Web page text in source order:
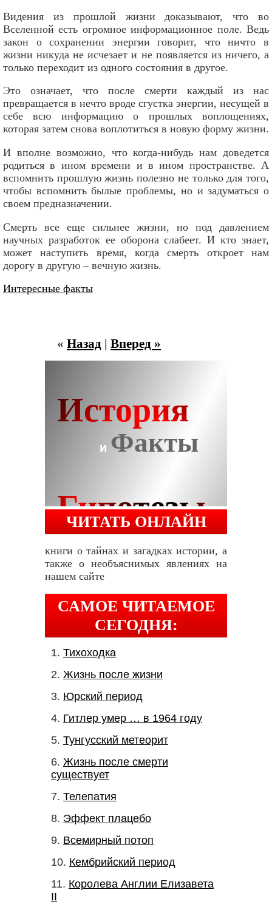
Видения из прошлой жизни доказывают, что во
Вселенной есть огромное информационное поле. Ведь
закон о сохранении энергии говорит, что ничто в
жизни никуда не исчезает и не появляется из ничего, а
только переходит из одного состояния в другое.
Это означает, что после смерти каждый из нас
превращается в нечто вроде сгустка энергии, несущей в
себе всю информацию о прошлых воплощениях,
которая затем снова воплотиться в новую форму жизни.
И вполне возможно, что когда-нибудь нам доведется
родиться в ином времени и в ином пространстве. А
вспомнить прошлую жизнь полезно не только для того,
чтобы вспомнить былые проблемы, но и задуматься о
своем предназначении.
Смерть все еще сильнее жизни, но под давлением
научных разработок ее оборона слабеет. И кто знает,
может наступить время, когда смерть откроет нам
дорогу в другую – вечную жизнь.
Интересные факты
« Назад | Вперед »
ЧИТАТЬ ОНЛАЙН
книги о тайнах и загадках истории, а
также о необъяснимых явлениях на
нашем сайте
САМОЕ ЧИТАЕМОЕ
СЕГОДНЯ:
Тихоходка
Жизнь после жизни
Юрский период
Гитлер умер … в 1964 году
Тунгусский метеорит
Жизнь после смерти
существует
Телепатия
Эффект плацебо
Всемирный потоп
Кембрийский период
Королева Англии Елизавета
II